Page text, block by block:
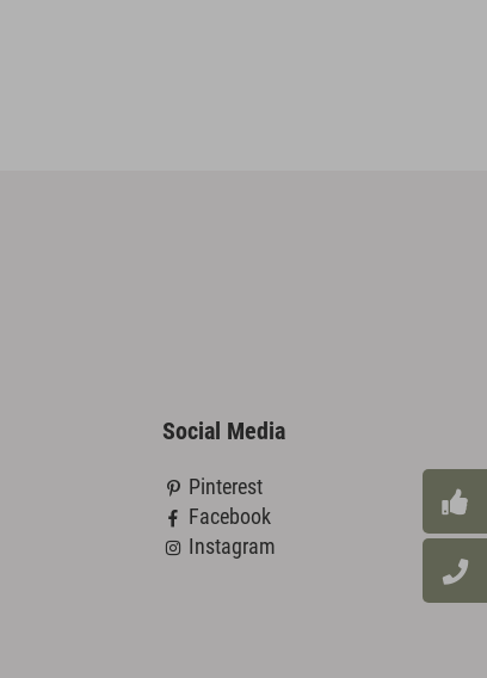
Social Media
Pinterest
Facebook
Instagram